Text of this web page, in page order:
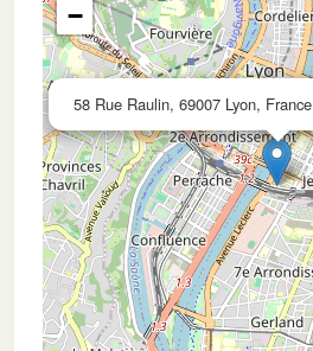
58 Rue Raulin, 69007 Lyon, France
−